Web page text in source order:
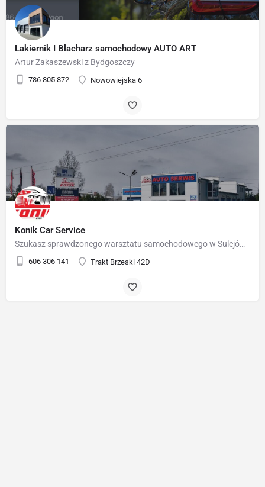
Lakiernik I Blacharz samochodowy AUTO ART
Artur Zakaszewski z Bydgoszczy
786 805 872 Nowowiejska 6
Konik Car Service
Szukasz sprawdzonego warsztatu samochodowego w Sulejówku? Trafiłeś idealnie! Nasz auto serwis oferuje…
606 306 141 Trakt Brzeski 42D